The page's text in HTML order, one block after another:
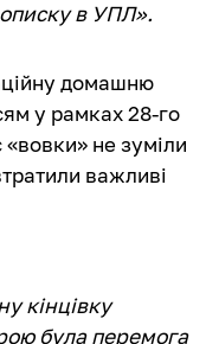
в УПЛ».
домашню
у рамках 28-го
не зуміли
важливі
кінцівку
була перемога